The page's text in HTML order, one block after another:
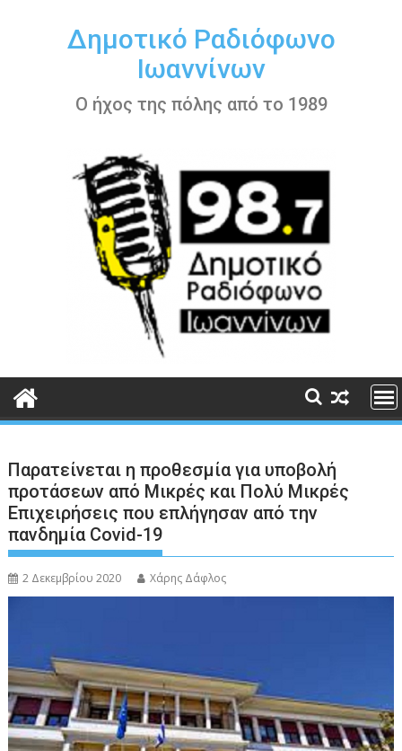
περιεχόμενοΔημοτικό Ραδιόφωνο
Ιωαννίνων
Ο ήχος της πόλης από το 1989
Παρατείνεται η προθεσμία για υποβολή
προτάσεων από Μικρές και Πολύ Μικρές
Επιχειρήσεις που επλήγησαν από την
πανδημία Covid-19
2 Δεκεμβρίου 2020 Χάρης Δάφλος